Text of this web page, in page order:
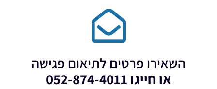
השאירו פרטים לתיאום פגישה
או חייגו 052-874-4011